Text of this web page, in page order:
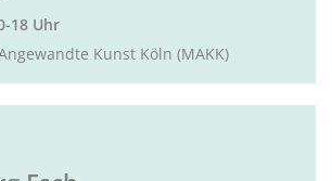
18 Uhr
Kunst Köln (MAKK)